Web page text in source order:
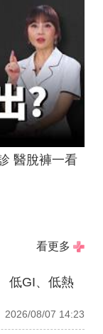
醫脫褲一看
看更多
低GI、低熱
2026/08/07 14:23